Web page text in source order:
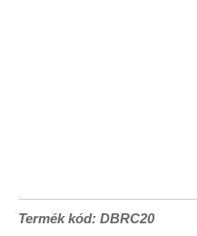
Termék kód: DBRC20